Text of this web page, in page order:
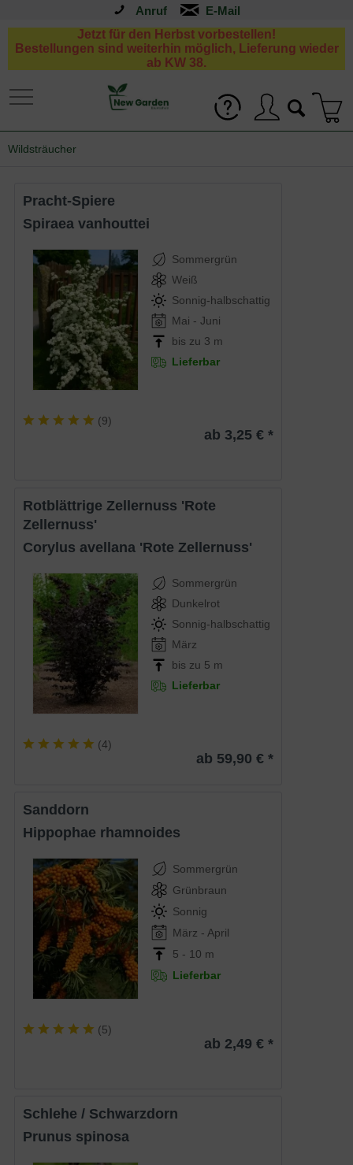
Anruf
Jetzt für den Herbst vorbestellen!
Bestellungen sind weiterhin möglich, Lieferung wieder
ab KW 38.
Wildsträucher
Pracht-Spiere
Spiraea vanhouttei
Sommergrün
Weiß
Sonnig-halbschattig
Mai - Juni
bis zu 3 m
Lieferbar
(9)
ab 3,25 € *
Rotblättrige Zellernuss 'Rote
Zellernuss'
Corylus avellana 'Rote Zellernuss'
Sommergrün
Dunkelrot
Sonnig-halbschattig
März
bis zu 5 m
Lieferbar
(4)
ab 59,90 € *
Sanddorn
Hippophae rhamnoides
Sommergrün
Grünbraun
Sonnig
März - April
5 - 10 m
Lieferbar
(5)
ab 2,49 € *
Schlehe / Schwarzdorn
Prunus spinosa